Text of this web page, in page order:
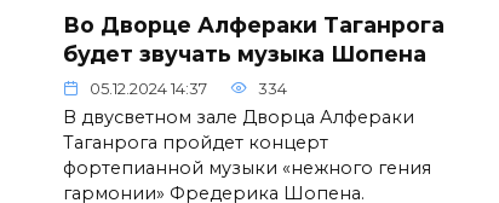
Во Дворце Алфераки Таганрога
будет звучать музыка Шопена
05.12.2024 14:37 334
В двусветном зале Дворца Алфераки
Таганрога пройдет концерт
фортепианной музыки «нежного гения
гармонии» Фредерика Шопена.